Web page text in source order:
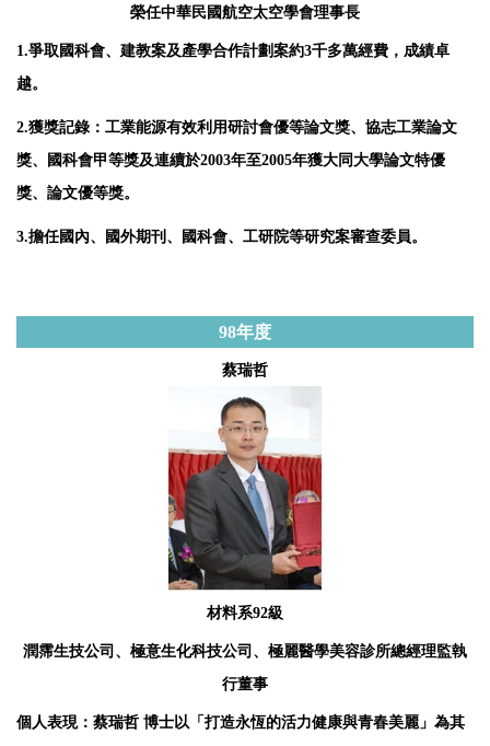
榮任中華民國航空太空學會理事長
1.爭取國科會、建教案及產學合作計劃案約3千多萬經費，成績卓
越。
2.獲獎記錄：工業能源有效利用研討會優等論文獎、協志工業論文
獎、國科會甲等獎及連續於2003年至2005年獲大同大學論文特優
獎、論文優等獎。
3.擔任國內、國外期刊、國科會、工研院等研究案審查委員。
98年度
蔡瑞哲
材料系92級
潤霈生技公司、極意生化科技公司、極麗醫學美容診所總經理監執
行董事
個人表現：蔡瑞哲 博士以「打造永恆的活力健康與青春美麗」為其